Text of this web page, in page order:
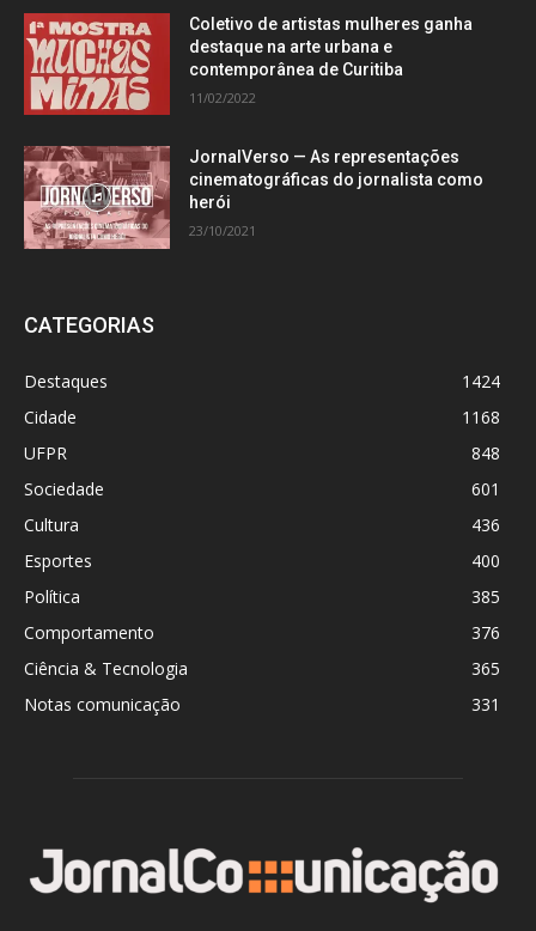
Coletivo de artistas mulheres ganha
destaque na arte urbana e
contemporânea de Curitiba
11/02/2022
JornalVerso — As representações
cinematográficas do jornalista como
herói
23/10/2021
CATEGORIAS
Destaques
1424
Cidade
1168
UFPR
848
Sociedade
601
Cultura
436
Esportes
400
Política
385
Comportamento
376
Ciência & Tecnologia
365
Notas comunicação
331